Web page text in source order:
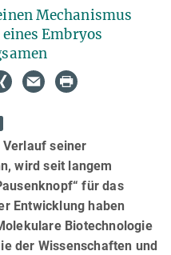
Mechanismus
Embryos
Verlauf seiner
wird seit langem
für das
Entwicklung haben
Biotechnologie
der Wissenschaften und